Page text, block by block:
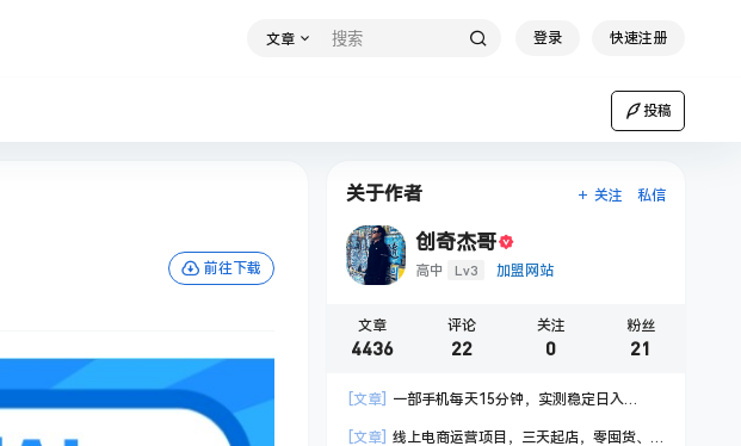
文章 登录 快速注册
投稿
前往下载
关于作者 关注 私信
创奇杰哥
高中 Lv3 加盟网站
文章
4436
评论
22
关注
0
粉丝
21
[文章]
一部手机每天15分钟，实测稳定日入
[文章]
线上电商运营项目，三天起店，零囤货、